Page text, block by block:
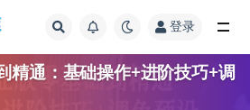
登录
精通：基础操作+进阶技巧+调